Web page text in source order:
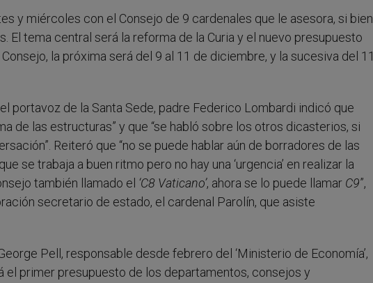
y miércoles con el Consejo de 9 cardenales que le asesora, si bien
El tema central será la reforma de la Curia y el nuevo presupuesto
la próxima será del 9 al 11 de diciembre, y la sucesiva del 11
portavoz de la Santa Sede, padre Federico Lombardi indicó que
de las estructuras” y que “se habló sobre los otros dicasterios, si
Reiteró que “no se puede hablar aún de borradores de las
se trabaja a buen ritmo pero no hay una ‘urgencia’ en realizar la
también llamado el ‘C8 Vaticano’, ahora se lo puede llamar C9”,
secretario de estado, el cardenal Parolín, que asiste
Pell, responsable desde febrero del ‘Ministerio de Economía’,
el primer presupuesto de los departamentos, consejos y